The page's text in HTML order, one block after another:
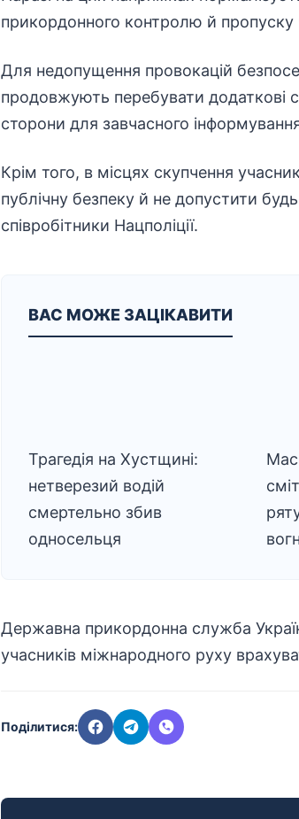
прикордонного контролю й
Для недопущення провокацій
продовжують перебувати
сторони для завчасного
Крім того, в місцях скупчення
публічну безпеку й не допустити
співробітники Нацполіції.
ВАС МОЖЕ ЗАЦІКАВИТИ
Трагедія на Хустщині:
нетверезий водій
смертельно збив
односельця
Державна прикордонна служба
учасників міжнародного руху
Поділитися: